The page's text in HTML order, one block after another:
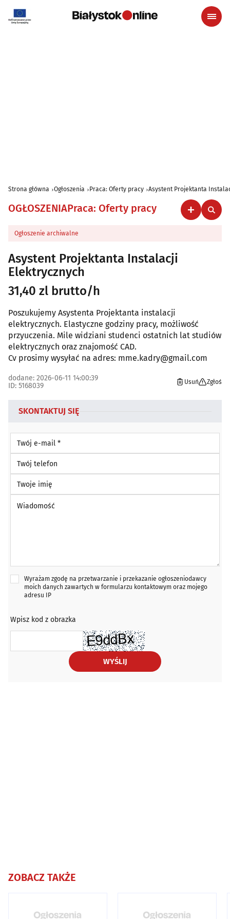
Strona główna Ogłoszenia Praca: Oferty pracy Asystent Projektanta
OGŁOSZENIAPraca: Oferty pracy
Ogłoszenie archiwalne
Asystent Projektanta Instalacji
Elektrycznych
31,40 zl brutto/h
Poszukujemy Asystenta Projektanta instalacji
elektrycznych. Elastyczne godziny pracy, możliwość
przyuczenia. Mile widziani studenci ostatnich lat studiów
elektrycznych oraz znajomość CAD.
Cv prosimy wysyłać na adres: mme.kadry@gmail.com
dodane: 2026-06-11 14:00:39
ID: 5168039
Usuń Zgłoś
SKONTAKTUJ SIĘ
Wyrażam zgodę na przetwarzanie i przekazanie ogłoszeniodawcy
moich danych zawartych w formularzu kontaktowym oraz mojego
adresu IP
Wpisz kod z obrazka
WYŚLIJ
ZOBACZ TAKŻE